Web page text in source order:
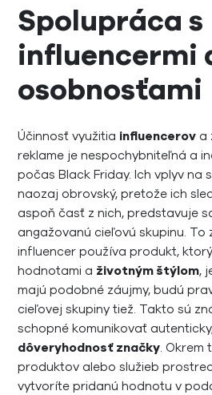
Spolupráca s
influencermi
osobnosťami
Účinnosť využitia influencerov a
reklame je nespochybniteľná a
počas Black Friday. Ich vplyv na
naozaj obrovský, pretože ich
aspoň časť z nich, predstavuje
angažovanú cieľovú skupinu. To
influencer používa produkt,
hodnotami a životným štýlom,
majú podobné záujmy, budú
cieľovej skupiny tiež. Takto sú
schopné komunikovať
dôveryhodnosť značky. Okrem
produktov alebo služieb
vytvoríte pridanú hodnotu v